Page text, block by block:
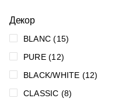
Декор
BLANC (15)
PURE (12)
BLACK/WHITE (12)
CLASSIC (8)